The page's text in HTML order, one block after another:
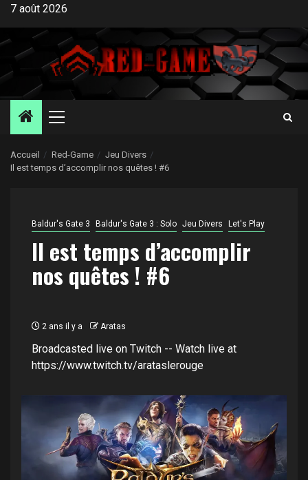
Aller
contenu
7 août 2026
Menu
Accueil Red-Game
Jeu Divers
Il est temps d’accomplir nos quêtes ! #6
Baldur's Gate 3 Baldur's Gate 3 : Solo Jeu Divers Let's Play
Il est temps d’accomplir
nos quêtes ! #6
2 ans il y a Aratas
Broadcasted live on Twitch -- Watch live at
https://www.twitch.tv/arataslerouge